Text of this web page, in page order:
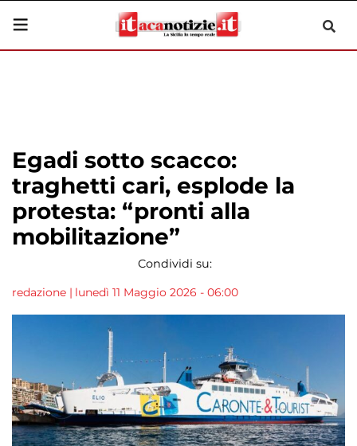
Egadi sotto scacco:
traghetti cari, esplode la
protesta: “pronti alla
mobilitazione”
Condividi su:
redazione | lunedì 11 Maggio 2026 - 06:00